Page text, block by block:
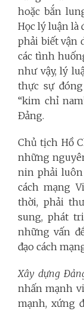
hoặc bắn
Học lý luận là
phải biết vận
các tình
như vậy, lý
thực sự
“kim chỉ
Đảng.
Chủ tịch Hồ
những
nin phải luôn
cách mạng
thời, phải
sung, phát
những vấn
đạo cách
Xây dựng
nhấn mạnh
mạnh, xứng